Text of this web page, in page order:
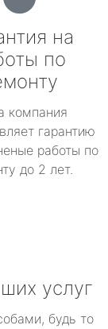
на
по
компания
гарантию
работы по
до 2 лет.
услуг
будь то